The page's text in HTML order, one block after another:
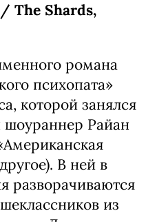
The Shards,
романа
психопата»
которой занялся
Райан
В ней в
разворачиваются
из